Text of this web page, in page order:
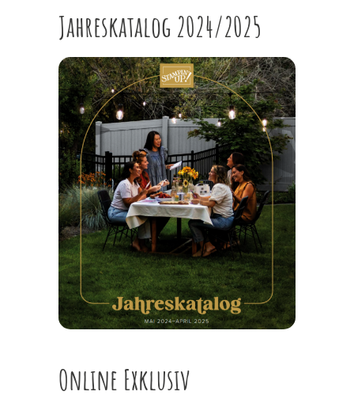
Jahreskatalog 2024/2025
Online Exklusiv